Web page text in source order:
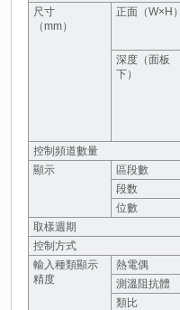
尺寸
（mm）
正面（W×H）
深度（面板
下）
控制頻道數量
顯示
區段數
段数
位數
取樣週期
控制方式
輸入種類顯示
精度
熱電偶
測溫阻抗體
類比